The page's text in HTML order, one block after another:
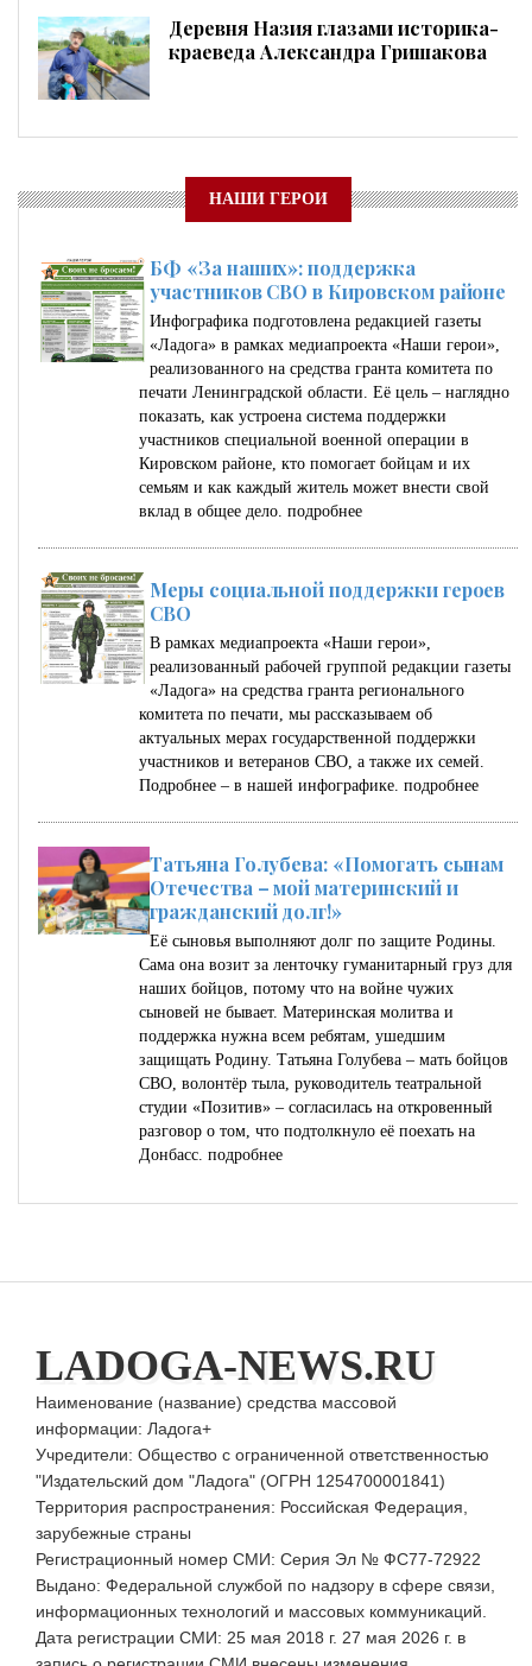
Деревня Назия глазами историка-
краеведа Александра Гришакова
НАШИ ГЕРОИ
БФ «За наших»: поддержка
участников СВО в Кировском районе
Инфографика подготовлена редакцией газеты
«Ладога» в рамках медиапроекта «Наши герои»,
реализованного на средства гранта комитета по
печати Ленинградской области. Её цель – наглядно
показать, как устроена система поддержки
участников специальной военной операции в
Кировском районе, кто помогает бойцам и их
семьям и как каждый житель может внести свой
вклад в общее дело. подробнее
Меры социальной поддержки героев
СВО
В рамках медиапроекта «Наши герои»,
реализованный рабочей группой редакции газеты
«Ладога» на средства гранта регионального
комитета по печати, мы рассказываем об
актуальных мерах государственной поддержки
участников и ветеранов СВО, а также их семей.
Подробнее – в нашей инфографике. подробнее
Татьяна Голубева: «Помогать сынам
Отечества – мой материнский и
гражданский долг!»
Её сыновья выполняют долг по защите Родины.
Сама она возит за ленточку гуманитарный груз для
наших бойцов, потому что на войне чужих
сыновей не бывает. Материнская молитва и
поддержка нужна всем ребятам, ушедшим
защищать Родину. Татьяна Голубева – мать бойцов
СВО, волонтёр тыла, руководитель театральной
студии «Позитив» – согласилась на откровенный
разговор о том, что подтолкнуло её поехать на
Донбасс. подробнее
LADOGA-NEWS.RU
Наименование (название) средства массовой
информации: Ладога+
Учредители: Общество с ограниченной ответственностью
"Издательский дом "Ладога" (ОГРН 1254700001841)
Территория распространения: Российская Федерация,
зарубежные страны
Регистрационный номер СМИ: Серия Эл № ФС77-72922
Выдано: Федеральной службой по надзору в сфере связи,
информационных технологий и массовых коммуникаций.
Дата регистрации СМИ: 25 мая 2018 г. 27 мая 2026 г. в